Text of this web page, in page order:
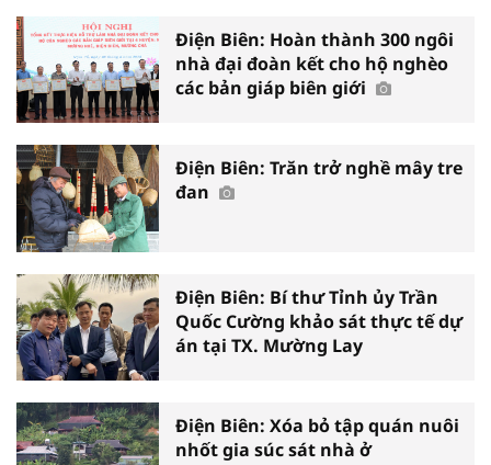
Điện Biên: Hoàn thành 300 ngôi
nhà đại đoàn kết cho hộ nghèo
các bản giáp biên giới
Điện Biên: Trăn trở nghề mây tre
đan
Điện Biên: Bí thư Tỉnh ủy Trần
Quốc Cường khảo sát thực tế dự
án tại TX. Mường Lay
Điện Biên: Xóa bỏ tập quán nuôi
nhốt gia súc sát nhà ở